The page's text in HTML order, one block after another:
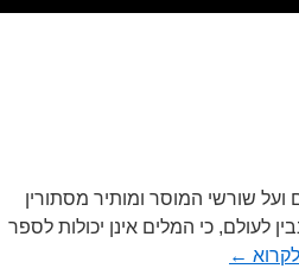
שורשי המוסר ומותיר מסתורין
לעולם, כי המלים אינן יכולות לספר
←